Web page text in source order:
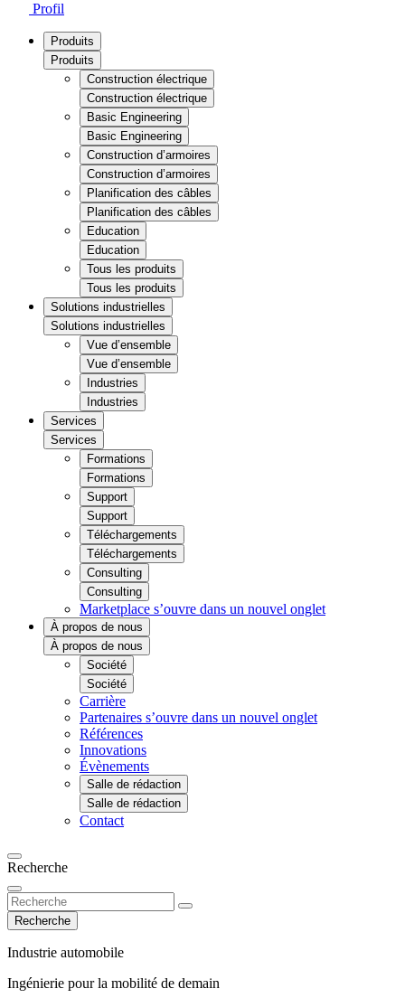
Profil
Produits
Produits
Construction électrique
Construction électrique
Basic Engineering
Basic Engineering
Construction d’armoires
Construction d’armoires
Planification des câbles
Planification des câbles
Education
Education
Tous les produits
Tous les produits
Solutions industrielles
Solutions industrielles
Vue d’ensemble
Vue d’ensemble
Industries
Industries
Services
Services
Formations
Formations
Support
Support
Téléchargements
Téléchargements
Consulting
Consulting
Marketplace s’ouvre dans un nouvel onglet
À propos de nous
À propos de nous
Société
Société
Carrière
Partenaires s’ouvre dans un nouvel onglet
Références
Innovations
Évènements
Salle de rédaction
Salle de rédaction
Contact
Recherche
Recherche
Industrie automobile
Ingénierie pour la mobilité de demain